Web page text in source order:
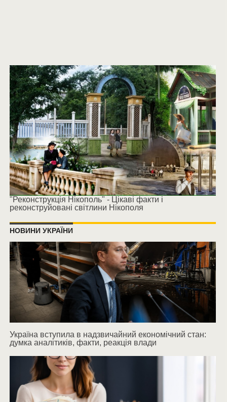
"Реконструкція Нікополь" - Цікаві факти і
реконструйовані світлини Нікополя
НОВИНИ УКРАЇНИ
Україна вступила в надзвичайний економічний стан:
думка аналітиків, факти, реакція влади